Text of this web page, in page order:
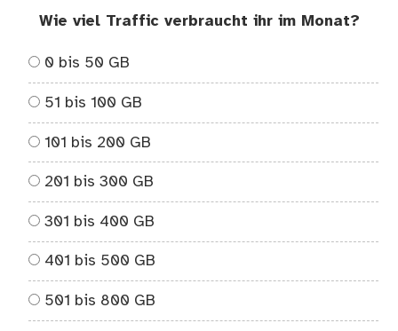
Wie viel Traffic verbraucht ihr im Monat?
0 bis 50 GB
51 bis 100 GB
101 bis 200 GB
201 bis 300 GB
301 bis 400 GB
401 bis 500 GB
501 bis 800 GB